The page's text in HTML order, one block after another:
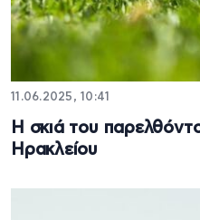
11.06.2025, 10:41
Η σκιά του
Ηρακλείου